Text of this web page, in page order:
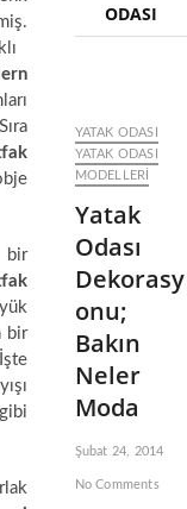
bir
bir
ODASI
YATAK ODASI
YATAK ODASI
MODELLERI
Yatak
Odası
Dekorasy
onu;
Bakın
Neler
Moda
Şubat 24, 2014
No Comments